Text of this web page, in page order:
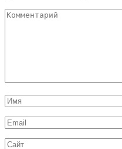
Комментарий
Имя
*
Email
*
Сайт